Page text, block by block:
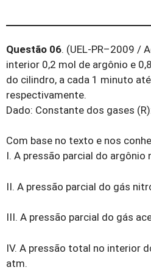
Questão 06. (UEL-PR–2009 /
interior 0,2 mol de argônio e
do cilindro, a cada 1 minuto
respectivamente.
Dado: Constante dos gases
Com base no texto e nos
I. A pressão parcial do
II. A pressão parcial do gás
III. A pressão parcial do gás
IV. A pressão total no interior
atm.